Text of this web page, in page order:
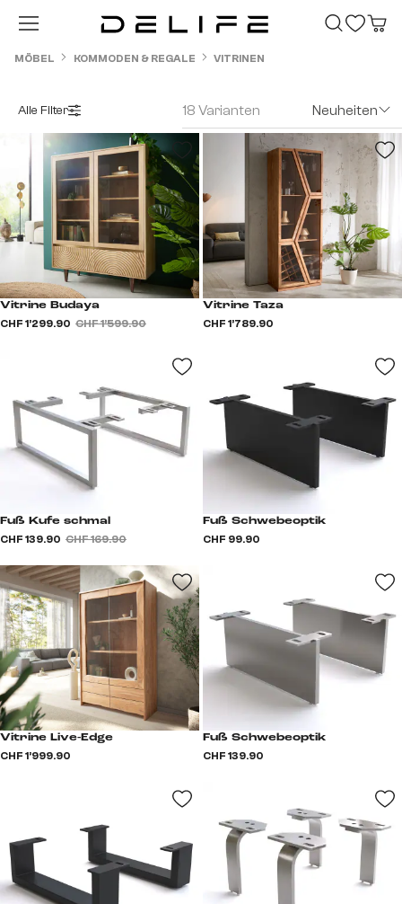
Zum Hauptinhalt springen
MÖBEL KOMMODEN & REGALE VITRINEN
Alle Filter 18 Varianten Neuheiten
Vitrine Budaya
CHF 1’299.90 CHF 1’599.90
Vitrine Taza
CHF 1’789.90
Fuß Kufe schmal
CHF 139.90 CHF 169.90
Fuß Schwebeoptik
CHF 99.90
Vitrine Live-Edge
CHF 1’999.90
Fuß Schwebeoptik
CHF 139.90